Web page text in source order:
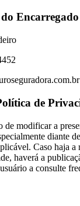
de
de modificar a
diante
Caso haja a
haverá a
a consulte